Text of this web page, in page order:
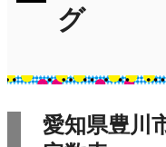
グ
愛知県豊川